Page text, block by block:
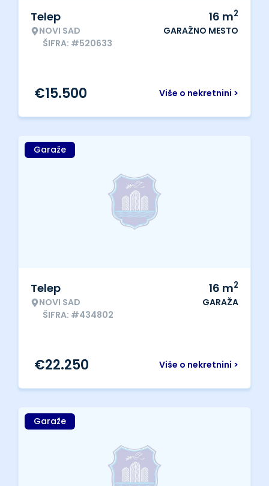
Telep
NOVI SAD
ŠIFRA: #520633
16 m2
GARAŽNO MESTO
Više o nekretnini >
€15.500
Garaže
Telep
NOVI SAD
ŠIFRA: #434802
16 m2
GARAŽA
Više o nekretnini >
€22.250
Garaže